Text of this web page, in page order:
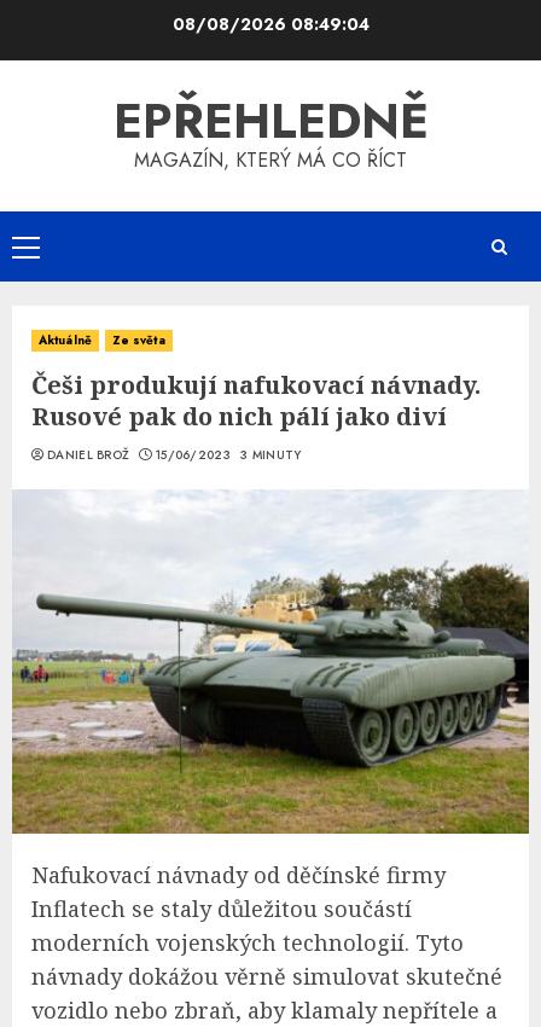
08/08/2026 08:49:05
EPŘEHLEDNĚ
MAGAZÍN, KTERÝ MÁ CO ŘÍCT
Primary
Menu
Aktuálně Ze světa
Češi produkují nafukovací návnady.
Rusové pak do nich pálí jako diví
DANIEL BROŽ 15/06/2023 3 MINUTY
Nafukovací návnady od děčínské firmy
Inflatech se staly důležitou součástí
moderních vojenských technologií. Tyto
návnady dokážou věrně simulovat skutečné
vozidlo nebo zbraň, aby klamaly nepřítele a